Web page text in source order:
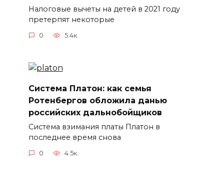
Налоговые вычеты на детей в 2021 году
претерпят некоторые
0 5.4к.
Система Платон: как семья
Ротенбергов обложила данью
российских дальнобойщиков
Система взимания платы Платон в
последнее время снова
0 4.5к.